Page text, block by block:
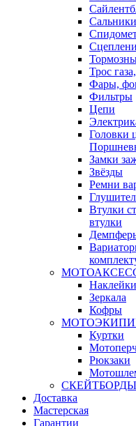
Сальники
Трос
Фары,
Фильтры
Цепи
Головки
Замки
Звёзды
Ремни
Втулки
втулки
Наклейки
Зеркала
Кофры
Куртки
Рюкзаки
Доставка
Мастерская
Гарантии